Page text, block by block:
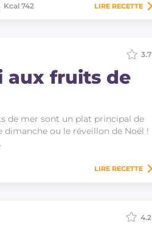
Kcal 742 LIRE RECETTE
aux fruits de
de mer sont un plat principal de
dimanche ou le réveillon de Noël !
3.7
LIRE RECETTE
4.2